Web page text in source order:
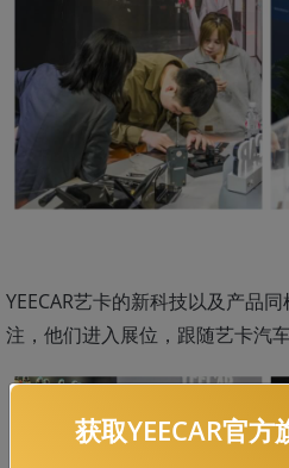
YEECAR艺卡的新科技以及产品
注，他们进入展位，跟随艺卡汽
获取YEECAR官